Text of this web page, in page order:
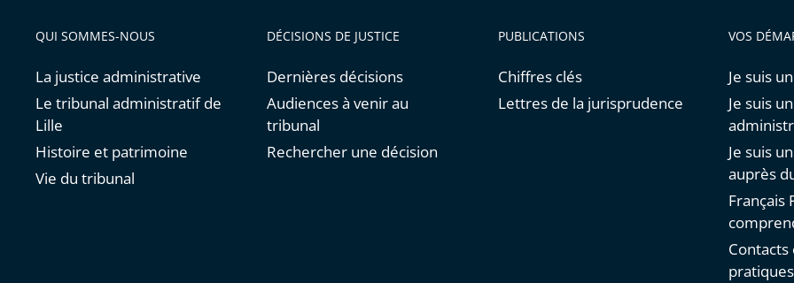
QUI SOMMES-NOUS
La justice administrative
Le tribunal administratif de
Lille
Histoire et patrimoine
Vie du tribunal
DÉCISIONS DE JUSTICE
Dernières décisions
Audiences à venir au
tribunal
Rechercher une décision
PUBLICATIONS
Chiffres clés
Lettres de la jurisprudence
VOS
Je suis
Je suis
Je suis
auprès
Français
pratiques